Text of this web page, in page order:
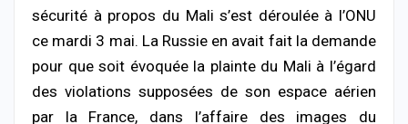
sécurité à propos du Mali s’est déroulée à l’ONU
ce mardi 3 mai. La Russie en avait fait la demande
pour que soit évoquée la plainte du Mali à l’égard
des violations supposées de son espace aérien
par la France, dans l’affaire des images du